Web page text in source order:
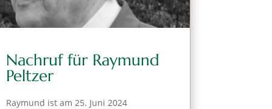
Nachruf für Raymund
Peltzer
Raymund ist am 25. Juni 2024